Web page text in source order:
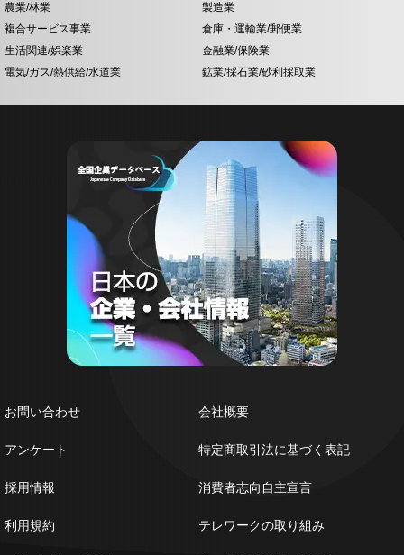
農業/林業
製造業
複合サービス事業
倉庫・運輸業/郵便業
生活関連/娯楽業
金融業/保険業
電気/ガス/熱供給/水道業
鉱業/採石業/砂利採取業
お問い合わせ
アンケート
採用情報
利用規約
会社概要
特定商取引法に基づく表記
消費者志向自主宣言
テレワークの取り組み